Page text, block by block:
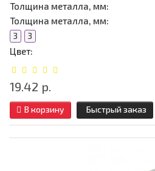
Толщина металла, мм:
Толщина металла, мм:
3 3
Цвет:
19.42 р.
В корзину Быстрый заказ